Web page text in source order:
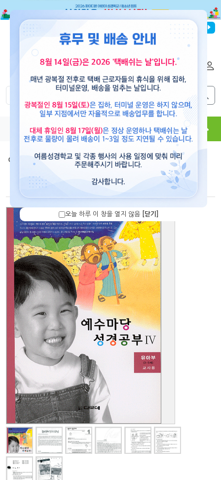
파이디온선교회
도서 뮤직 용품 현수막 콘텐츠
예수마당(공과) > 예수마당4
예수마당4-유아부(3~5세)교사용
오늘 하루 이 창을 열지 않음 [닫기]